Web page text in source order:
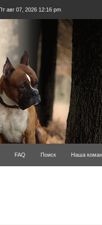
авг 07, 2026 12:16 pm
FAQ Поиск Наша